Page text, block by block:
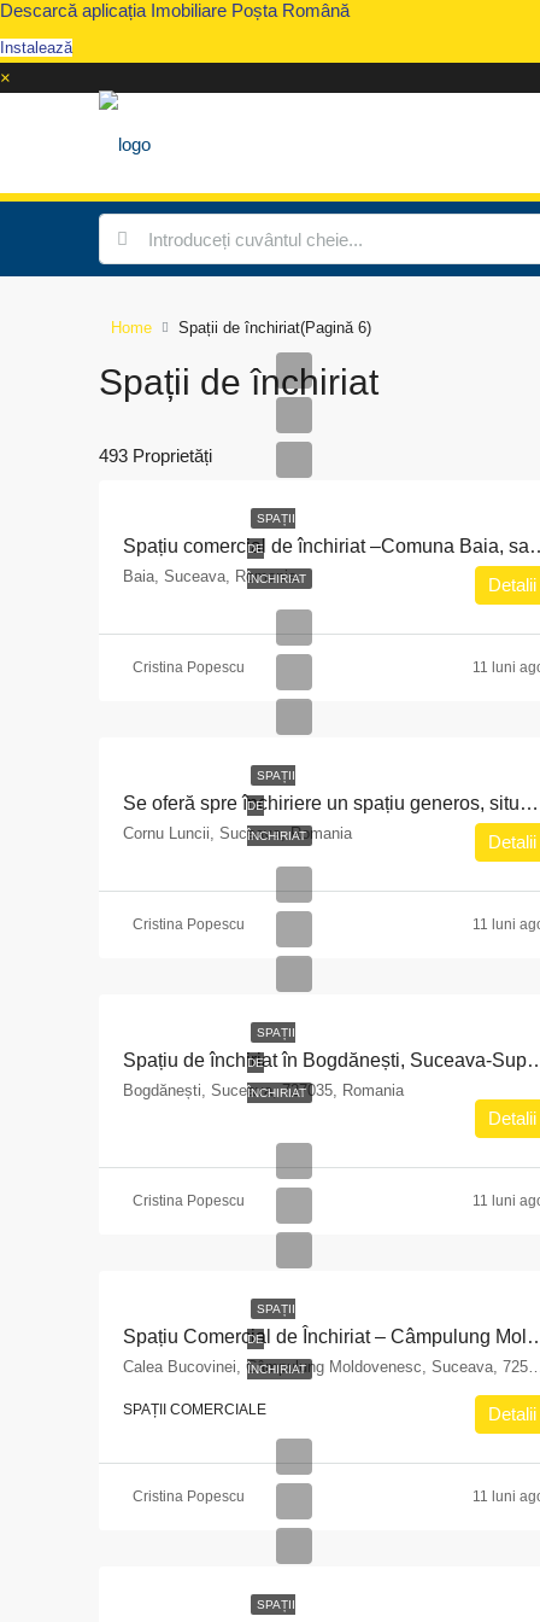
Descarcă aplicația Imobiliare Poșta Română
Instalează
×
Home Spații de închiriat(Pagină 6)
Spații de închiriat
493 Proprietăți
SPAȚII
DE
ÎNCHIRIAT
Spațiu comercial de închiriat
Baia, Suceava, Romania Detalii
Cristina Popescu 11 luni
SPAȚII
DE
ÎNCHIRIAT
Se oferă spre închiriere un spațiu generos, situat în sat Cornu Luncii, nr. 239, comuna Cornu Luncii, județul Suceava-Suprafață utilă: 93,67 mp
Cornu Luncii, Suceava, Romania Detalii
Cristina Popescu 11 luni
SPAȚII
DE
ÎNCHIRIAT
Spațiu de închiriat în Bogdănești,
Bogdănești, Suceava, 727035, Romania
Detalii
Cristina Popescu 11 luni
SPAȚII
DE
ÎNCHIRIAT
Spațiu Comercial de Închiriat – Câmpulung
Calea Bucovinei, Câmpulung Moldovenesc,
SPAȚII COMERCIALE Detalii
Cristina Popescu 11 luni
SPAȚII